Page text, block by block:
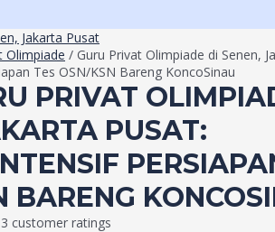
Olimpiade / Guru Privat Olimpiade di Senen,
Tes OSN/KSN Bareng KoncoSinau
PRIVAT
PUSAT:
BARENG
customer ratings